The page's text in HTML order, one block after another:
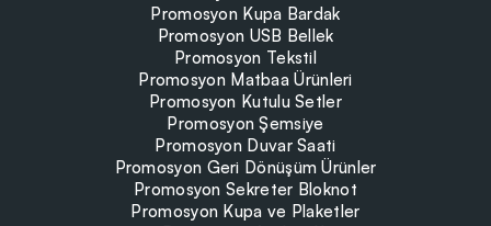
Promosyon Kupa Bardak
Promosyon USB Bellek
Promosyon Tekstil
Promosyon Matbaa Ürünleri
Promosyon Kutulu Setler
Promosyon Şemsiye
Promosyon Duvar Saati
Promosyon Geri Dönüşüm Ürünler
Promosyon Sekreter Bloknot
Promosyon Kupa ve Plaketler